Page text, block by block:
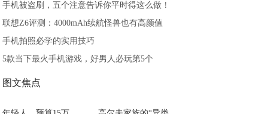
手机被盗刷，五个注意告诉你平时得这么做！
联想Z6评测：4000mAh续航怪兽也有高颜值
手机拍照必学的实用技巧
5款当下最火手机游戏，好男人必玩第5个
图文焦点